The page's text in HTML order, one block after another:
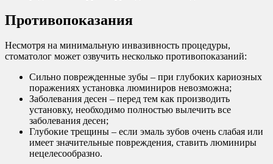
Противопоказания
Несмотря на минимальную инвазивность процедуры,
стоматолог может озвучить несколько противопоказаний:
Сильно поврежденные зубы – при глубоких кариозных
поражениях установка люминиров невозможна;
Заболевания десен – перед тем как производить
установку, необходимо полностью вылечить все
заболевания десен;
Глубокие трещины – если эмаль зубов очень слабая или
имеет значительные повреждения, ставить люминиры
нецелесообразно.